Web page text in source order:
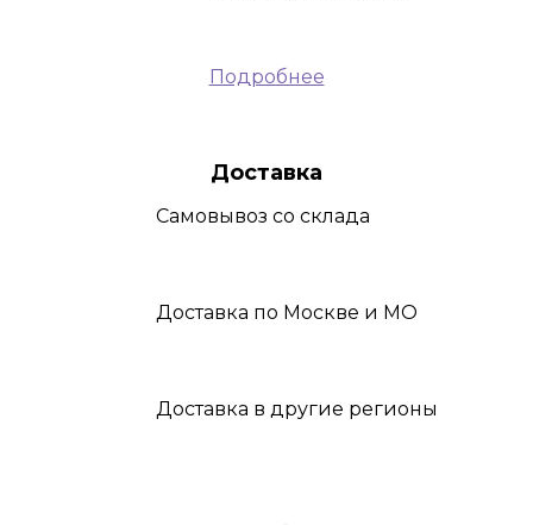
Подробнее
Доставка
Самовывоз со склада
Доставка по Москве и МО
Доставка в другие регионы